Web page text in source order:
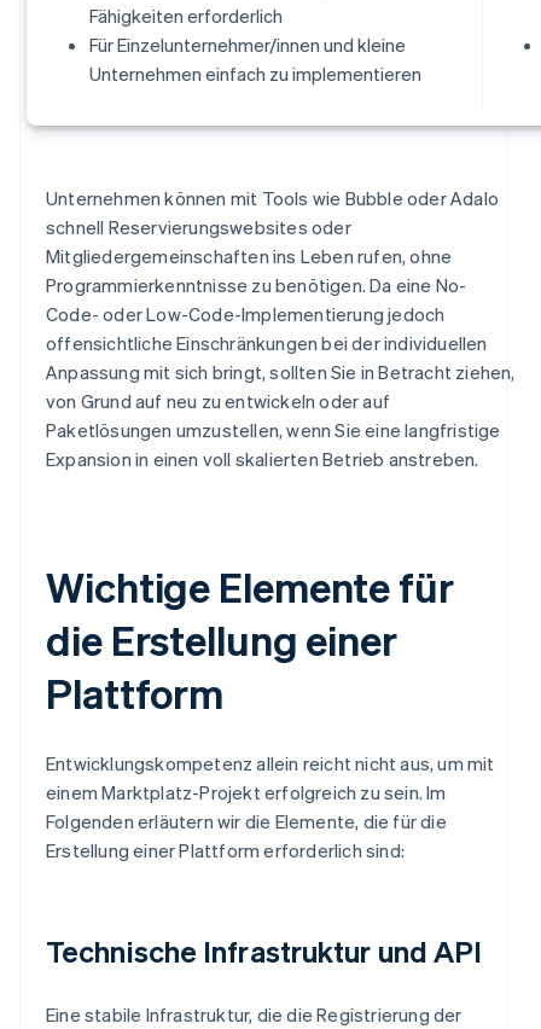
Fähigkeiten erforderlich
Für Einzelunternehmer/innen und kleine
Unternehmen einfach zu implementieren
Unternehmen können mit Tools wie Bubble oder Adalo
schnell Reservierungswebsites oder
Mitgliedergemeinschaften ins Leben rufen, ohne
Programmierkenntnisse zu benötigen. Da eine No-
Code- oder Low-Code-Implementierung jedoch
offensichtliche Einschränkungen bei der individuellen
Anpassung mit sich bringt, sollten Sie in Betracht ziehen,
von Grund auf neu zu entwickeln oder auf
Paketlösungen umzustellen, wenn Sie eine langfristige
Expansion in einen voll skalierten Betrieb anstreben.
Wichtige Elemente für
die Erstellung einer
Plattform
Entwicklungskompetenz allein reicht nicht aus, um mit
einem Marktplatz-Projekt erfolgreich zu sein. Im
Folgenden erläutern wir die Elemente, die für die
Erstellung einer Plattform erforderlich sind:
Technische Infrastruktur und API
Eine stabile Infrastruktur, die die Registrierung der